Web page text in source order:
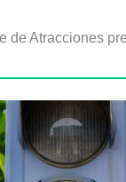
de Atracciones